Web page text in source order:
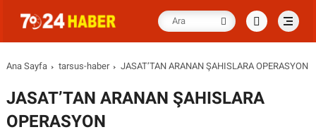
Ana Sayfa tarsus-haber JASAT’TAN ARANAN ŞAHISLARA OPERASYON
JASAT’TAN ARANAN ŞAHISLARA
OPERASYON